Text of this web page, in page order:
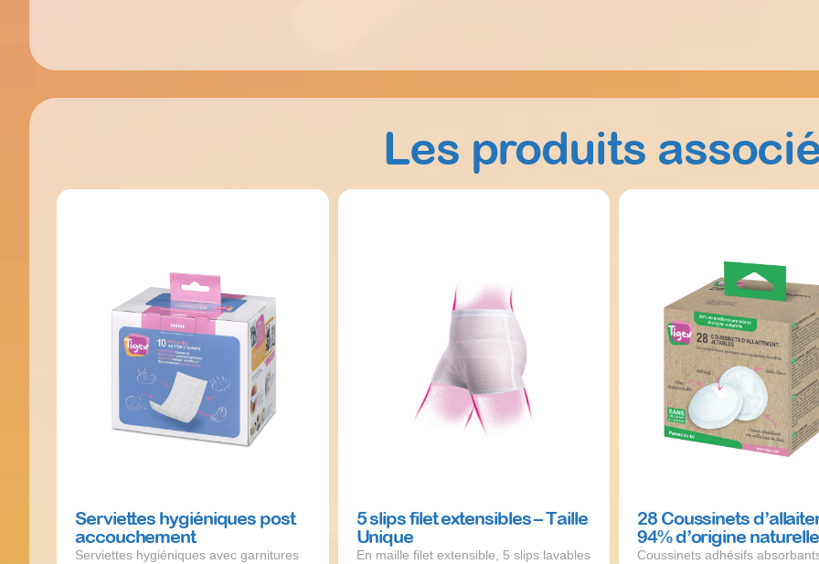
Les produits
Serviettes hygiéniques post
accouchement
Serviettes hygiéniques avec garnitures
5 slips filet extensibles – Taille
Unique
En maille filet extensible, 5 slips lavables
28 Coussinets
94% d’origine naturelle
Coussinets adhésifs